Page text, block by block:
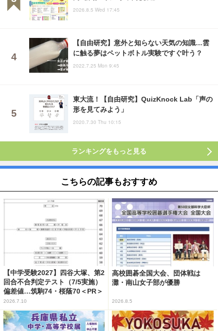
2026.8.5 Wed 17:45
【自由研究】意外と知らない天気の知識…雲
に触る夢はペットボトル実験ですぐ叶う？
2022.7.25 Mon 9:45
東大流！【自由研究】QuizKnock Lab「声の
形を見てみよう」
2020.7.30 Thu 10:15
ランキングをもっと見る
こちらの記事もおすすめ
【中学受験2027】四谷大塚、第2
回合不合判定テスト（7/5実施）
偏差値…筑駒74・桜蔭70＜PR＞
2026.7.10
高校囲碁全国大会、団体戦は
灘・南山女子部が優勝
2026.8.5